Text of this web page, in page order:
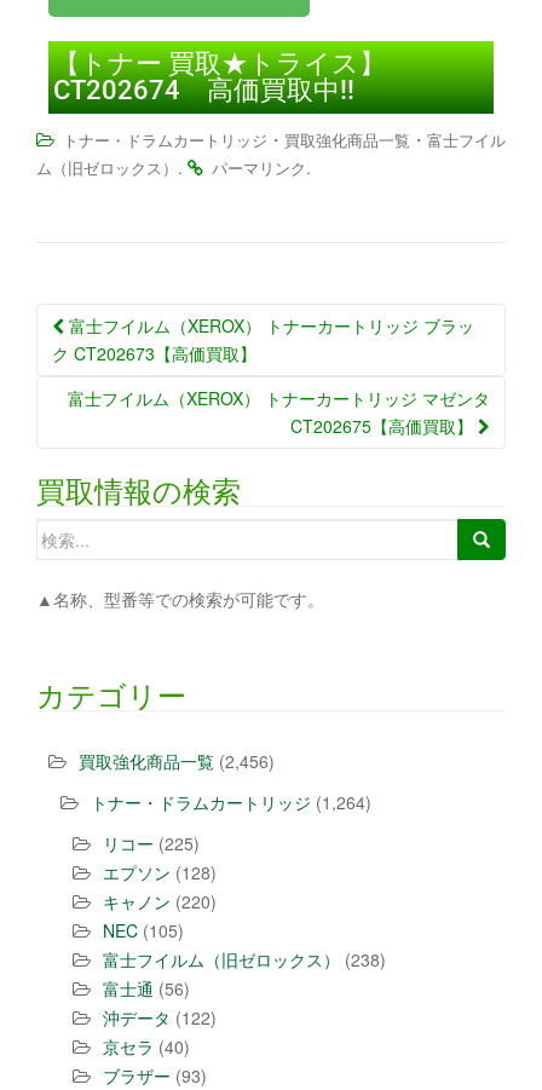
【トナー 買取★トライス】
CT202674 高価買取中!!
トナー・ドラムカートリッジ ・ 買取強化商品一覧 ・ 富士フイル
ム（旧ゼロックス） . パーマリンク.
富士フイルム（XEROX） トナーカートリッジ ブラッ
ク CT202673【高価買取】
富士フイルム（XEROX） トナーカートリッジ マゼンタ
CT202675【高価買取】
買取情報の検索
▲名称、型番等での検索が可能です。
カテゴリー
買取強化商品一覧 (2,456)
トナー・ドラムカートリッジ (1,264)
リコー (225)
エプソン (128)
キャノン (220)
NEC (105)
富士フイルム（旧ゼロックス）
(238)
富士通 (56)
沖データ (122)
京セラ (40)
ブラザー (93)